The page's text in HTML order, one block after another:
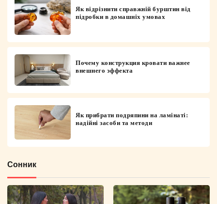
Як відрізнити справжній бурштин від
підробки в домашніх умовах
Почему конструкция кровати важнее
внешнего эффекта
Як прибрати подряпини на ламінаті:
надійні засоби та методи
Сонник